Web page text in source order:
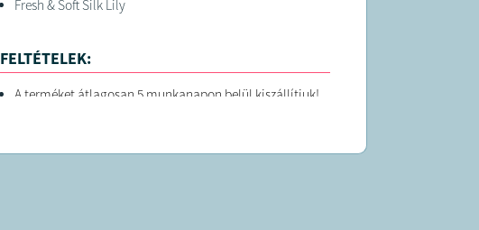
Fresh & Soft Silk Lily
FELTÉTELEK:
A terméket átlagosan 5 munkanapon belül kiszállítjuk!